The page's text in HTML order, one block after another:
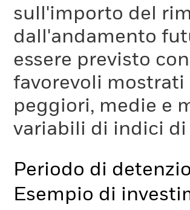
sull'importo del
dall'andamento
essere previsto
favorevoli mostrati
peggiori, medie e
variabili di indici
Periodo di
Esempio di